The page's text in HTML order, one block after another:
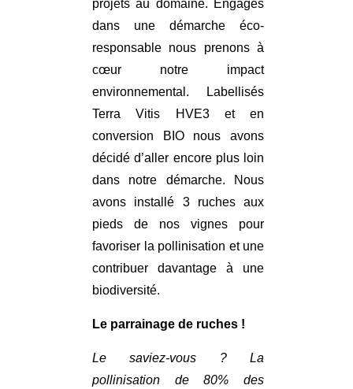
projets au domaine. Engagés
dans une démarche éco-
responsable nous prenons à
cœur notre impact
environnemental. Labellisés
Terra Vitis HVE3 et en
conversion BIO nous avons
décidé d’aller encore plus loin
dans notre démarche. Nous
avons installé 3 ruches aux
pieds de nos vignes pour
favoriser la pollinisation et une
contribuer davantage à une
biodiversité.
Le parrainage de ruches !
Le saviez-vous ? La
pollinisation de 80% des